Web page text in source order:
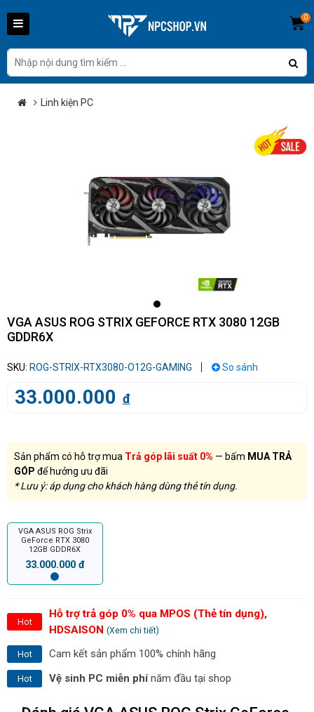
0
Linh kiện PC
VGA ASUS ROG STRIX GEFORCE RTX 3080 12GB
GDDR6X
SKU: ROG-STRIX-RTX3080-O12G-GAMING So sánh
33.000.000 đ
Sản phẩm có hỗ trợ mua Trả góp lãi suất 0% — bấm MUA TRẢ
GÓP để hưởng ưu đãi
* Lưu ý: áp dụng cho khách hàng dùng thẻ tín dụng.
VGA ASUS ROG Strix
GeForce RTX 3080
12GB GDDR6X
33.000.000 đ
Hot
Hỗ trợ trả góp 0% qua MPOS (Thẻ tín dụng),
HDSAISON (Xem chi tiết)
Hot Cam kết sản phẩm 100% chính hãng
Hot Vệ sinh PC miễn phínăm đầu tại shop